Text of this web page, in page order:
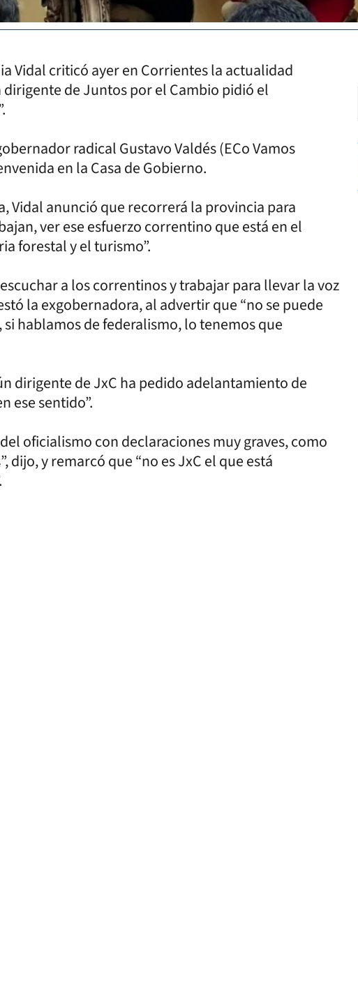
Vidal criticó ayer en Corrientes la actualidad
de Juntos por el Cambio pidió el
radical Gustavo Valdés (ECo Vamos
en la Casa de Gobierno.
Vidal anunció que recorrerá la provincia para
ver ese esfuerzo correntino que está en el
forestal y el turismo”.
a los correntinos y trabajar para llevar la voz
la exgobernadora, al advertir que “no se puede
hablamos de federalismo, lo tenemos que
dirigente de JxC ha pedido adelantamiento de
ese sentido”.
oficialismo con declaraciones muy graves, como
dijo, y remarcó que “no es JxC el que está